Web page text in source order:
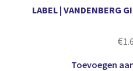
LABEL | VANDENBERG
€
Toevoegen